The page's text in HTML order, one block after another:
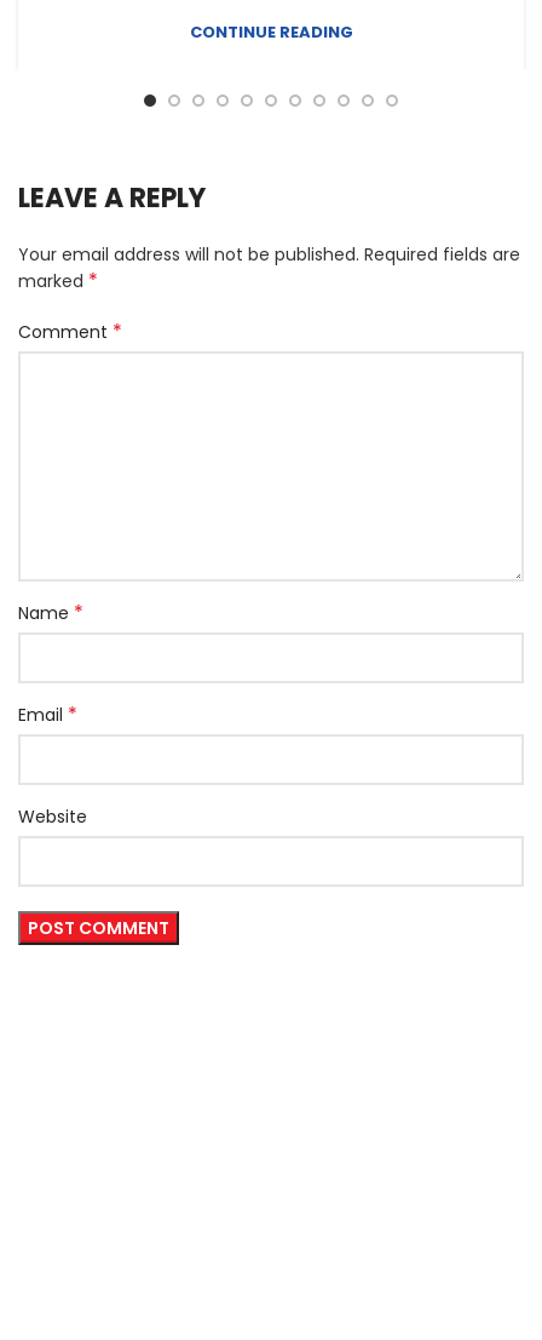
CONTINUE READING
LEAVE A REPLY
Your email address will not be published. Required fields are
marked *
Comment *
Name *
Email *
Website